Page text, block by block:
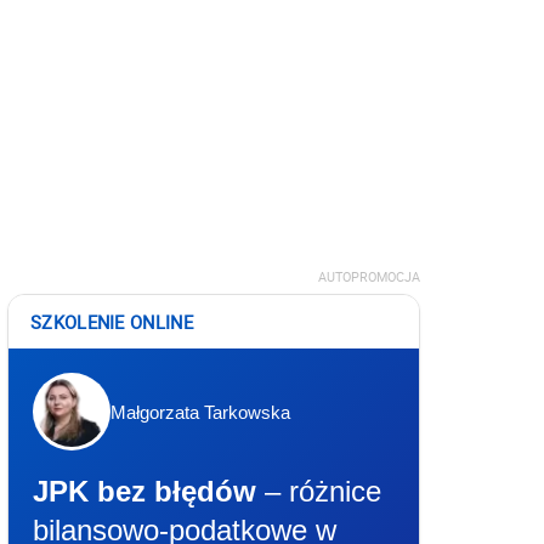
AUTOPROMOCJA
SZKOLENIE ONLINE
Małgorzata Tarkowska
JPK bez błędów – różnice
bilansowo-podatkowe w